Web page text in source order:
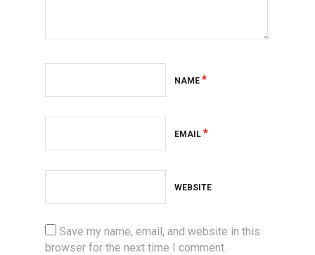
NAME *
EMAIL *
WEBSITE
Save my name, email, and website in this
browser for the next time I comment.